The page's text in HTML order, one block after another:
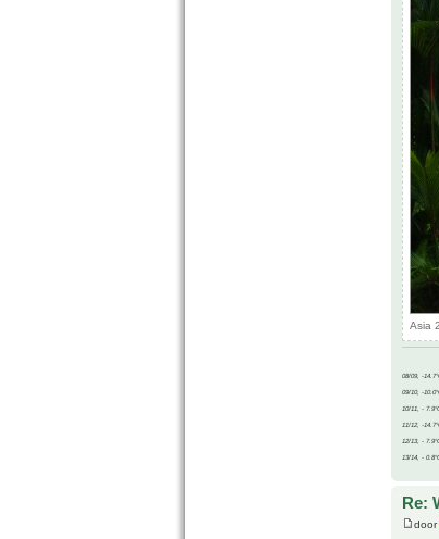
Asia
08/09, -
09/10, -
10/11, -
11/12, -
12/13, -
13/14, -
Re:
door